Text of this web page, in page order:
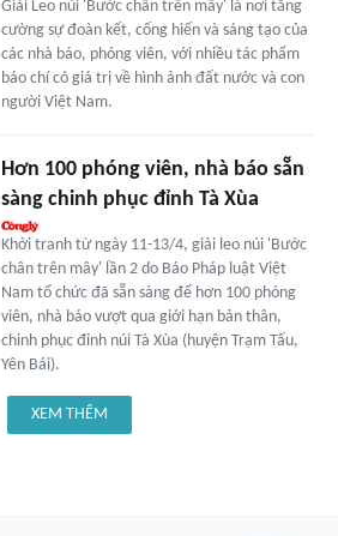
Giải Leo núi 'Bước chân trên mây' là nơi tăng
cường sự đoàn kết, cống hiến và sáng tạo của
các nhà báo, phóng viên, với nhiều tác phẩm
báo chí có giá trị về hình ảnh đất nước và con
người Việt Nam.
Hơn 100 phóng viên, nhà báo sẵn
sàng chinh phục đỉnh Tà Xùa
Khởi tranh từ ngày 11-13/4, giải leo núi 'Bước
chân trên mây' lần 2 do Báo Pháp luật Việt
Nam tổ chức đã sẵn sàng để hơn 100 phóng
viên, nhà báo vượt qua giới hạn bản thân,
chinh phục đỉnh núi Tà Xùa (huyện Trạm Tấu,
Yên Bái).
XEM THÊM